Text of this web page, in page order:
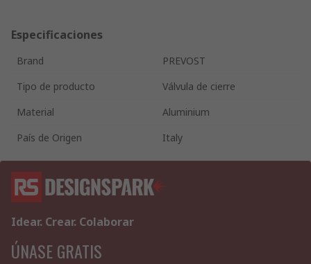
Especificaciones
Brand
PREVOST
Tipo de producto
Válvula de cierre
Material
Aluminium
País de Origen
Italy
Idear. Crear. Colaborar
ÚNASE GRATIS